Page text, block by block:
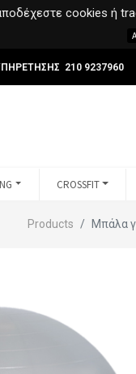
cookies ή
210 9237960
CROSSFIT
Products Μπάλα